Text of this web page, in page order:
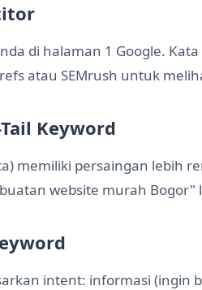
di halaman 1 Google.
atau SEMrush untuk
Keyword
memiliki persaingan lebih
website murah Bogor"
intent: informasi (ingin